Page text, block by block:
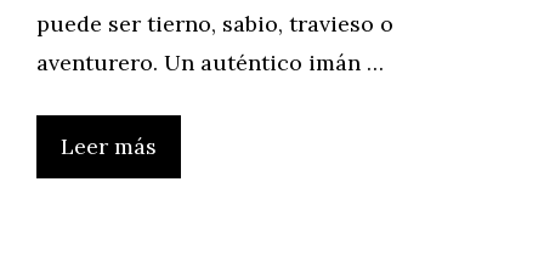
puede ser tierno, sabio, travieso o
aventurero. Un auténtico imán …
Leer más